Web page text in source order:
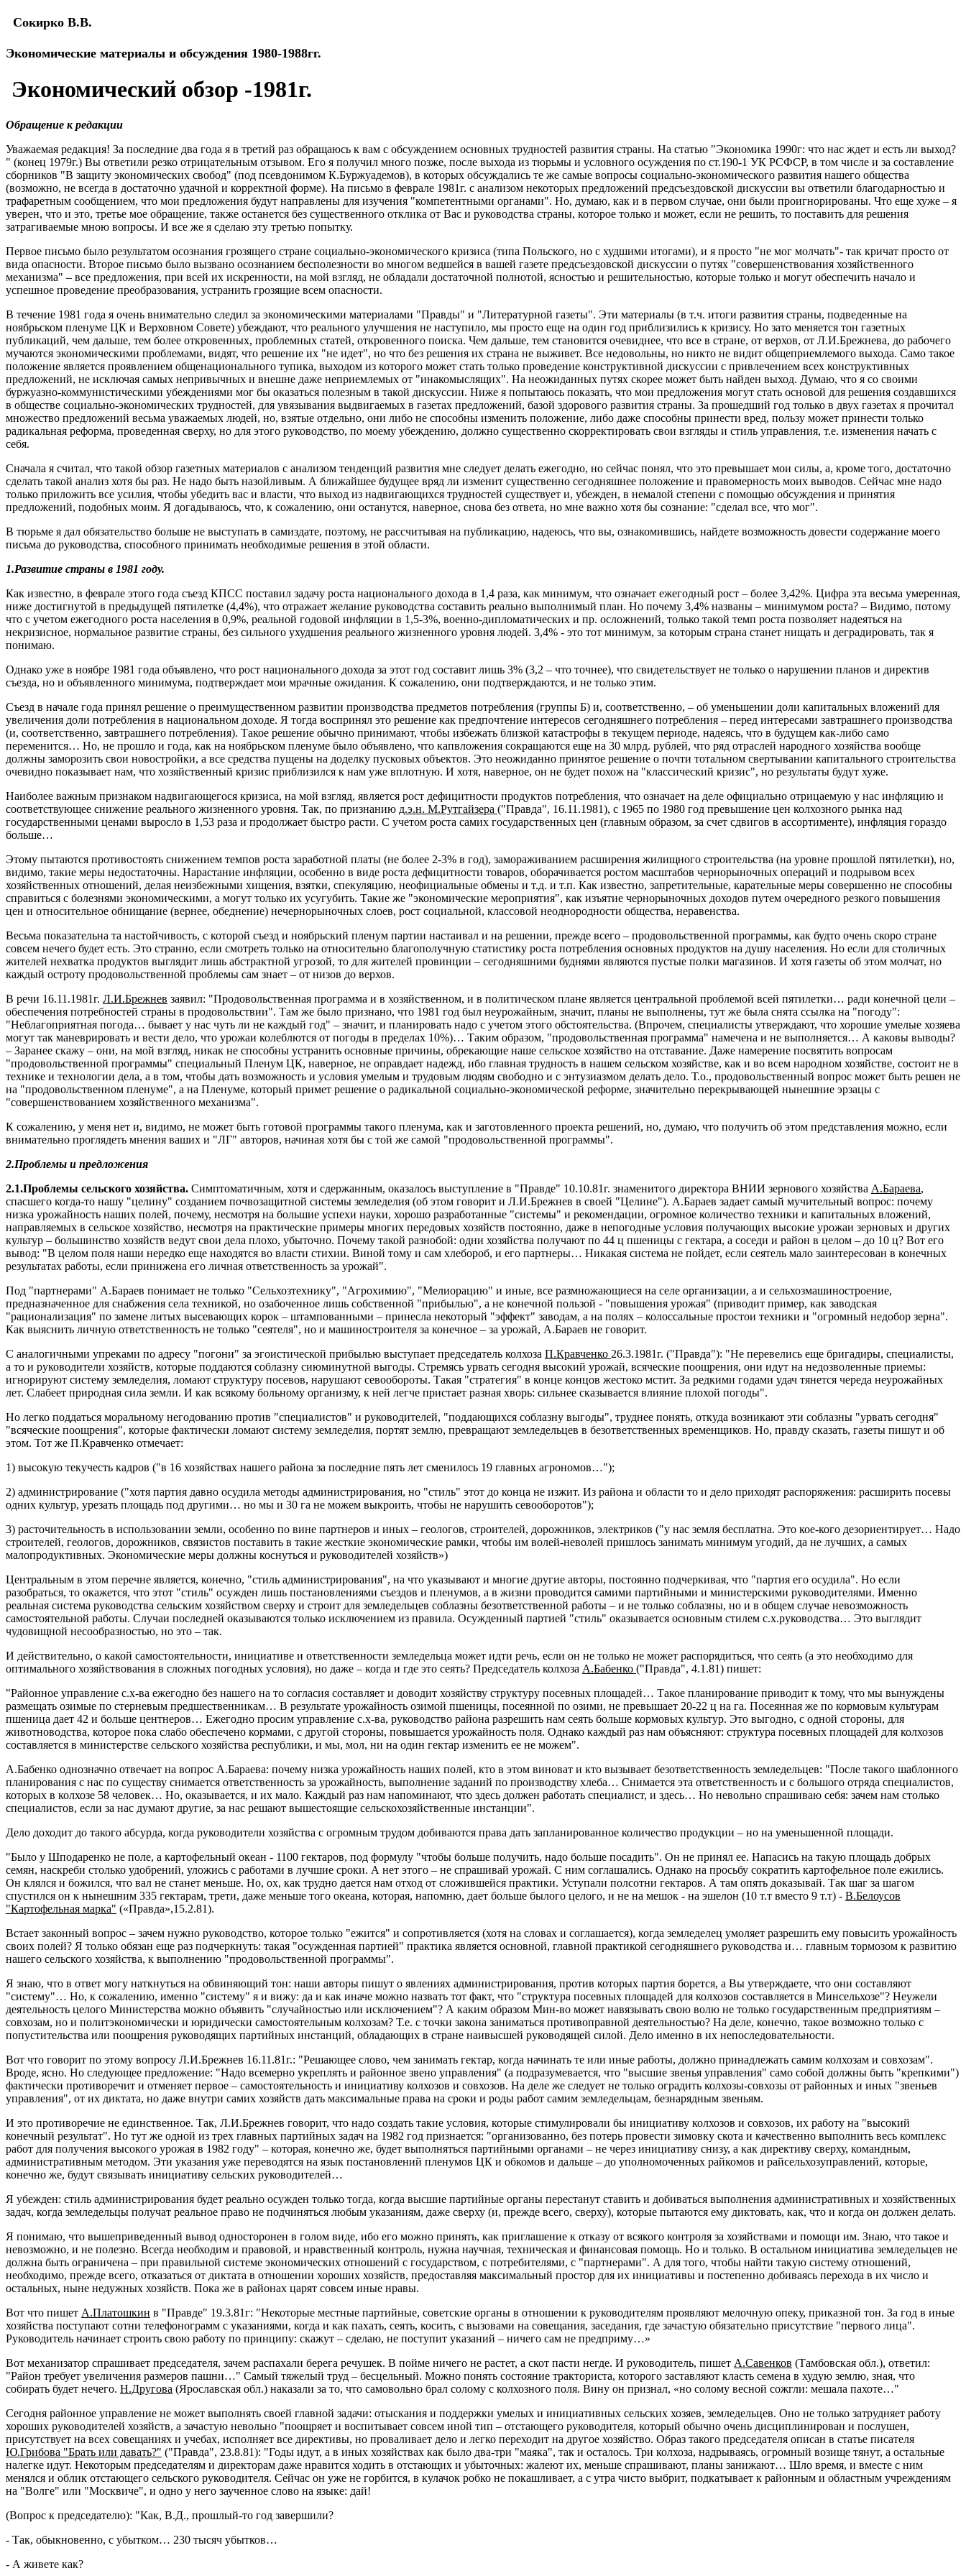
Сокирко В.В.
Экономические материалы и обсуждения 1980-1988гг.
Экономический обзор -1981г.
Обращение к редакции
Уважаемая редакция! За последние два года я в третий раз обращаюсь к вам с обсуждением основных трудностей развития страны. На статью "Экономика 1990г: что нас ждет и есть ли выход?
" (конец 1979г.) Вы ответили резко отрицательным отзывом. Его я получил много позже, после выхода из тюрьмы и условного осуждения по ст.190-1 УК РСФСР, в том числе и за составление
сборников "В защиту экономических свобод" (под псевдонимом К.Буржуадемов), в которых обсуждались те же самые вопросы социально-экономического развития нашего общества
(возможно, не всегда в достаточно удачной и корректной форме). На письмо в феврале 1981г. с анализом некоторых предложений предсъездовской дискуссии вы ответили благодарностью и
трафаретным сообщением, что мои предложения будут направлены для изучения "компетентными органами". Но, думаю, как и в первом случае, они были проигнорированы. Что еще хуже – я
уверен, что и это, третье мое обращение, также останется без существенного отклика от Вас и руководства страны, которое только и может, если не решить, то поставить для решения
затрагиваемые мною вопросы. И все же я сделаю эту третью попытку.
Первое письмо было результатом осознания грозящего стране социально-экономического кризиса (типа Польского, но с худшими итогами), и я просто "не мог молчать"- так кричат просто от
вида опасности. Второе письмо было вызвано осознанием бесполезности во многом ведшейся в вашей газете предсъездовской дискуссии о путях "совершенствования хозяйственного
механизма" – все предложения, при всей их искренности, на мой взгляд, не обладали достаточной полнотой, ясностью и решительностью, которые только и могут обеспечить начало и
успешное проведение преобразования, устранить грозящие всем опасности.
В течение 1981 года я очень внимательно следил за экономическими материалами "Правды" и "Литературной газеты". Эти материалы (в т.ч. итоги развития страны, подведенные на
ноябрьском пленуме ЦК и Верховном Совете) убеждают, что реального улучшения не наступило, мы просто еще на один год приблизились к кризису. Но зато меняется тон газетных
публикаций, чем дальше, тем более откровенных, проблемных статей, откровенного поиска. Чем дальше, тем становится очевиднее, что все в стране, от верхов, от Л.И.Брежнева, до рабочего
мучаются экономическими проблемами, видят, что решение их "не идет", но что без решения их страна не выживет. Все недовольны, но никто не видит общеприемлемого выхода. Само такое
положение является проявлением общенационального тупика, выходом из которого может стать только проведение конструктивной дискуссии с привлечением всех конструктивных
предложений, не исключая самых непривычных и внешне даже неприемлемых от "инакомыслящих". На неожиданных путях скорее может быть найден выход. Думаю, что я со своими
буржуазно-коммунистическими убеждениями мог бы оказаться полезным в такой дискуссии. Ниже я попытаюсь показать, что мои предложения могут стать основой для решения создавшихся
в обществе социально-экономических трудностей, для увязывания выдвигаемых в газетах предложений, базой здорового развития страны. За прошедший год только в двух газетах я прочитал
множество предложений весьма уважаемых людей, но, взятые отдельно, они либо не способны изменить положение, либо даже способны принести вред, пользу может принести только
радикальная реформа, проведенная сверху, но для этого руководство, по моему убеждению, должно существенно скорректировать свои взгляды и стиль управления, т.е. изменения начать с
себя.
Сначала я считал, что такой обзор газетных материалов с анализом тенденций развития мне следует делать ежегодно, но сейчас понял, что это превышает мои силы, а, кроме того, достаточно
сделать такой анализ хотя бы раз. Не надо быть назойливым. А ближайшее будущее вряд ли изменит существенно сегодняшнее положение и правомерность моих выводов. Сейчас мне надо
только приложить все усилия, чтобы убедить вас и власти, что выход из надвигающихся трудностей существует и, убежден, в немалой степени с помощью обсуждения и принятия
предложений, подобных моим. Я догадываюсь, что, к сожалению, они останутся, наверное, снова без ответа, но мне важно хотя бы сознание: "сделал все, что мог".
В тюрьме я дал обязательство больше не выступать в самиздате, поэтому, не рассчитывая на публикацию, надеюсь, что вы, ознакомившись, найдете возможность довести содержание моего
письма до руководства, способного принимать необходимые решения в этой области.
1.Развитие страны в 1981 году.
Как известно, в феврале этого года съезд КПСС поставил задачу роста национального дохода в 1,4 раза, как минимум, что означает ежегодный рост – более 3,42%. Цифра эта весьма умеренная,
ниже достигнутой в предыдущей пятилетке (4,4%), что отражает желание руководства составить реально выполнимый план. Но почему 3,4% названы – минимумом роста? – Видимо, потому
что с учетом ежегодного роста населения в 0,9%, реальной годовой инфляции в 1,5-3%, военно-дипломатических и пр. осложнений, только такой темп роста позволяет надеяться на
некризисное, нормальное развитие страны, без сильного ухудшения реального жизненного уровня людей. 3,4% - это тот минимум, за которым страна станет нищать и деградировать, так я
понимаю.
Однако уже в ноябре 1981 года объявлено, что рост национального дохода за этот год составит лишь 3% (3,2 – что точнее), что свидетельствует не только о нарушении планов и директив
съезда, но и объявленного минимума, подтверждает мои мрачные ожидания. К сожалению, они подтверждаются, и не только этим.
Съезд в начале года принял решение о преимущественном развитии производства предметов потребления (группы Б) и, соответственно, – об уменьшении доли капитальных вложений для
увеличения доли потребления в национальном доходе. Я тогда воспринял это решение как предпочтение интересов сегодняшнего потребления – перед интересами завтрашнего производства
(и, соответственно, завтрашнего потребления). Такое решение обычно принимают, чтобы избежать близкой катастрофы в текущем периоде, надеясь, что в будущем как-либо само
переменится… Но, не прошло и года, как на ноябрьском пленуме было объявлено, что капвложения сокращаются еще на 30 млрд. рублей, что ряд отраслей народного хозяйства вообще
должны заморозить свои новостройки, а все средства пущены на доделку пусковых объектов. Это неожиданно принятое решение о почти тотальном свертывании капитального строительства
очевидно показывает нам, что хозяйственный кризис приблизился к нам уже вплотную. И хотя, наверное, он не будет похож на "классический кризис", но результаты будут хуже.
Наиболее важным признаком надвигающегося кризиса, на мой взгляд, является рост дефицитности продуктов потребления, что означает на деле официально отрицаемую у нас инфляцию и
соответствующее снижение реального жизненного уровня. Так, по признанию д.э.н. М.Рутгайзера ("Правда", 16.11.1981), с 1965 по 1980 год превышение цен колхозного рынка над
государственными ценами выросло в 1,53 раза и продолжает быстро расти. С учетом роста самих государственных цен (главным образом, за счет сдвигов в ассортименте), инфляция гораздо
больше…
Этому пытаются противостоять снижением темпов роста заработной платы (не более 2-3% в год), замораживанием расширения жилищного строительства (на уровне прошлой пятилетки), но,
видимо, такие меры недостаточны. Нарастание инфляции, особенно в виде роста дефицитности товаров, оборачивается ростом масштабов чернорыночных операций и подрывом всех
хозяйственных отношений, делая неизбежными хищения, взятки, спекуляцию, неофициальные обмены и т.д. и т.п. Как известно, запретительные, карательные меры совершенно не способны
справиться с болезнями экономическими, а могут только их усугубить. Такие же "экономические мероприятия", как изъятие чернорыночных доходов путем очередного резкого повышения
цен и относительное обнищание (вернее, обеднение) нечернорыночных слоев, рост социальной, классовой неоднородности общества, неравенства.
Весьма показательна та настойчивость, с которой съезд и ноябрьский пленум партии настаивал и на решении, прежде всего – продовольственной программы, как будто очень скоро стране
совсем нечего будет есть. Это странно, если смотреть только на относительно благополучную статистику роста потребления основных продуктов на душу населения. Но если для столичных
жителей нехватка продуктов выглядит лишь абстрактной угрозой, то для жителей провинции – сегодняшними буднями являются пустые полки магазинов. И хотя газеты об этом молчат, но
каждый остроту продовольственной проблемы сам знает – от низов до верхов.
В речи 16.11.1981г. Л.И.Брежнев заявил: "Продовольственная программа и в хозяйственном, и в политическом плане является центральной проблемой всей пятилетки… ради конечной цели –
обеспечения потребностей страны в продовольствии". Там же было признано, что 1981 год был неурожайным, значит, планы не выполнены, тут же была снята ссылка на "погоду":
"Неблагоприятная погода… бывает у нас чуть ли не каждый год" – значит, и планировать надо с учетом этого обстоятельства. (Впрочем, специалисты утверждают, что хорошие умелые хозяева
могут так маневрировать и вести дело, что урожаи колеблются от погоды в пределах 10%)… Таким образом, "продовольственная программа" намечена и не выполняется… А каковы выводы?
– Заранее скажу – они, на мой взгляд, никак не способны устранить основные причины, обрекающие наше сельское хозяйство на отставание. Даже намерение посвятить вопросам
"продовольственной программы" специальный Пленум ЦК, наверное, не оправдает надежд, ибо главная трудность в нашем сельском хозяйстве, как и во всем народном хозяйстве, состоит не в
технике и технологии дела, а в том, чтобы дать возможность и условия умелым и трудовым людям свободно и с энтузиазмом делать дело. Т.о., продовольственный вопрос может быть решен не
на "продовольственном пленуме", а на Пленуме, который примет решение о радикальной социально-экономической реформе, значительно перекрывающей нынешние эрзацы с
"совершенствованием хозяйственного механизма".
К сожалению, у меня нет и, видимо, не может быть готовой программы такого пленума, как и заготовленного проекта решений, но, думаю, что получить об этом представления можно, если
внимательно проглядеть мнения ваших и "ЛГ" авторов, начиная хотя бы с той же самой "продовольственной программы".
2.Проблемы и предложения
2.1.Проблемы сельского хозяйства. Симптоматичным, хотя и сдержанным, оказалось выступление в "Правде" 10.10.81г. знаменитого директора ВНИИ зернового хозяйства А.Бараева,
спасшего когда-то нашу "целину" созданием почвозащитной системы земледелия (об этом говорит и Л.И.Брежнев в своей "Целине"). А.Бараев задает самый мучительный вопрос: почему
низка урожайность наших полей, почему, несмотря на большие успехи науки, хорошо разработанные "системы" и рекомендации, огромное количество техники и капитальных вложений,
направляемых в сельское хозяйство, несмотря на практические примеры многих передовых хозяйств постоянно, даже в непогодные условия получающих высокие урожаи зерновых и других
культур – большинство хозяйств ведут свои дела плохо, убыточно. Почему такой разнобой: одни хозяйства получают по 44 ц пшеницы с гектара, а соседи и район в целом – до 10 ц? Вот его
вывод: "В целом поля наши нередко еще находятся во власти стихии. Виной тому и сам хлебороб, и его партнеры… Никакая система не пойдет, если сеятель мало заинтересован в конечных
результатах работы, если принижена его личная ответственность за урожай".
Под "партнерами" А.Бараев понимает не только "Сельхозтехнику", "Агрохимию", "Мелиорацию" и иные, все размножающиеся на селе организации, а и сельхозмашиностроение,
предназначенное для снабжения села техникой, но озабоченное лишь собственной "прибылью", а не конечной пользой - "повышения урожая" (приводит пример, как заводская
"рационализация" по замене литых высевающих корок – штампованными – принесла некоторый "эффект" заводам, а на полях – колоссальные простои техники и "огромный недобор зерна".
Как выяснить личную ответственность не только "сеятеля", но и машиностроителя за конечное – за урожай, А.Бараев не говорит.
С аналогичными упреками по адресу "погони" за эгоистической прибылью выступает председатель колхоза П.Кравченко 26.3.1981г. ("Правда"): "Не перевелись еще бригадиры, специалисты,
а то и руководители хозяйств, которые поддаются соблазну сиюминутной выгоды. Стремясь урвать сегодня высокий урожай, всяческие поощрения, они идут на недозволенные приемы:
игнорируют систему земледелия, ломают структуру посевов, нарушают севообороты. Такая "стратегия" в конце концов жестоко мстит. За редкими годами удач тянется череда неурожайных
лет. Слабеет природная сила земли. И как всякому больному организму, к ней легче пристает разная хворь: сильнее сказывается влияние плохой погоды".
Но легко поддаться моральному негодованию против "специалистов" и руководителей, "поддающихся соблазну выгоды", труднее понять, откуда возникают эти соблазны "урвать сегодня"
"всяческие поощрения", которые фактически ломают систему земледелия, портят землю, превращают земледельцев в безответственных временщиков. Но, правду сказать, газеты пишут и об
этом. Тот же П.Кравченко отмечает:
1) высокую текучесть кадров ("в 16 хозяйствах нашего района за последние пять лет сменилось 19 главных агрономов…");
2) администрирование ("хотя партия давно осудила методы администрирования, но "стиль" этот до конца не изжит. Из района и области то и дело приходят распоряжения: расширить посевы
одних культур, урезать площадь под другими… но мы и 30 га не можем выкроить, чтобы не нарушить севооборотов");
3) расточительность в использовании земли, особенно по вине партнеров и иных – геологов, строителей, дорожников, электриков ("у нас земля бесплатна. Это кое-кого дезориентирует… Надо
строителей, геологов, дорожников, связистов поставить в такие жесткие экономические рамки, чтобы им волей-неволей пришлось занимать минимум угодий, да не лучших, а самых
малопродуктивных. Экономические меры должны коснуться и руководителей хозяйств»)
Центральным в этом перечне является, конечно, "стиль администрирования", на что указывают и многие другие авторы, постоянно подчеркивая, что "партия его осудила". Но если
разобраться, то окажется, что этот "стиль" осужден лишь постановлениями съездов и пленумов, а в жизни проводится самими партийными и министерскими руководителями. Именно
реальная система руководства сельским хозяйством сверху и строит для земледельцев соблазны безответственной работы – и не только соблазны, но и в общем случае невозможность
самостоятельной работы. Случаи последней оказываются только исключением из правила. Осужденный партией "стиль" оказывается основным стилем с.х.руководства… Это выглядит
чудовищной несообразностью, но это – так.
И действительно, о какой самостоятельности, инициативе и ответственности земледельца может идти речь, если он не только не может распорядиться, что сеять (а это необходимо для
оптимального хозяйствования в сложных погодных условия), но даже – когда и где это сеять? Председатель колхоза А.Бабенко ("Правда", 4.1.81) пишет:
"Районное управление с.х-ва ежегодно без нашего на то согласия составляет и доводит хозяйству структуру посевных площадей… Такое планирование приводит к тому, что мы вынуждены
размещать озимые по стерневым предшественникам… В результате урожайность озимой пшеницы, посеянной по озими, не превышает 20-22 ц на га. Посеянная же по кормовым культурам
пшеница дает 42 и больше центнеров… Ежегодно просим управление с.х-ва, руководство района разрешить нам сеять больше кормовых культур. Это выгодно, с одной стороны, для
животноводства, которое пока слабо обеспечено кормами, с другой стороны, повышается урожайность поля. Однако каждый раз нам объясняют: структура посевных площадей для колхозов
составляется в министерстве сельского хозяйства республики, и мы, мол, ни на один гектар изменить ее не можем".
А.Бабенко однозначно отвечает на вопрос А.Бараева: почему низка урожайность наших полей, кто в этом виноват и кто вызывает безответственность земледельцев: "После такого шаблонного
планирования с нас по существу снимается ответственность за урожайность, выполнение заданий по производству хлеба… Снимается эта ответственность и с большого отряда специалистов,
которых в колхозе 58 человек… Но, оказывается, и их мало. Каждый раз нам напоминают, что здесь должен работать специалист, и здесь… Но невольно спрашиваю себя: зачем нам столько
специалистов, если за нас думают другие, за нас решают вышестоящие сельскохозяйственные инстанции".
Дело доходит до такого абсурда, когда руководители хозяйства с огромным трудом добиваются права дать запланированное количество продукции – но на уменьшенной площади.
"Было у Шподаренко не поле, а картофельный океан - 1100 гектаров, под формулу "чтобы больше получить, надо больше посадить". Он не принял ее. Напасись на такую площадь добрых
семян, наскреби столько удобрений, уложись с работами в лучшие сроки. А нет этого – не спрашивай урожай. С ним соглашались. Однако на просьбу сократить картофельное поле ежились.
Он клялся и божился, что вал не станет меньше. Но, ох, как трудно дается нам отход от сложившейся практики. Уступали полсотни гектаров. А там опять доказывай. Так шаг за шагом
спустился он к нынешним 335 гектарам, трети, даже меньше того океана, которая, напомню, дает больше былого целого, и не на мешок - на эшелон (10 т.т вместо 9 т.т) - В.Белоусов
"Картофельная марка" («Правда»,15.2.81).
Встает законный вопрос – зачем нужно руководство, которое только "ежится" и сопротивляется (хотя на словах и соглашается), когда земледелец умоляет разрешить ему повысить урожайность
своих полей? Я только обязан еще раз подчеркнуть: такая "осужденная партией" практика является основной, главной практикой сегодняшнего руководства и… главным тормозом к развитию
нашего сельского хозяйства, к выполнению "продовольственной программы".
Я знаю, что в ответ могу наткнуться на обвиняющий тон: наши авторы пишут о явлениях администрирования, против которых партия борется, а Вы утверждаете, что они составляют
"систему"… Но, к сожалению, именно "систему" я и вижу: да и как иначе можно назвать тот факт, что "структура посевных площадей для колхозов составляется в Минсельхозе"? Неужели
деятельность целого Министерства можно объявить "случайностью или исключением"? А каким образом Мин-во может навязывать свою волю не только государственным предприятиям –
совхозам, но и политэкономически и юридически самостоятельным колхозам? Т.е. с точки закона заниматься противоправной деятельностью? На деле, конечно, такое возможно только с
попустительства или поощрения руководящих партийных инстанций, обладающих в стране наивысшей руководящей силой. Дело именно в их непоследовательности.
Вот что говорит по этому вопросу Л.И.Брежнев 16.11.81г.: "Решающее слово, чем занимать гектар, когда начинать те или иные работы, должно принадлежать самим колхозам и совхозам".
Вроде, ясно. Но следующее предложение: "Надо всемерно укреплять и районное звено управления" (а подразумевается, что "высшие звенья управления" само собой должны быть "крепкими")
фактически противоречит и отменяет первое – самостоятельность и инициативу колхозов и совхозов. На деле же следует не только оградить колхозы-совхозы от районных и иных "звеньев
управления", от их диктата, но даже внутри самих хозяйств дать максимальные права на сроки и роды работ самим земледельцам, безнарядным звеньям.
И это противоречие не единственное. Так, Л.И.Брежнев говорит, что надо создать такие условия, которые стимулировали бы инициативу колхозов и совхозов, их работу на "высокий
конечный результат". Но тут же одной из трех главных партийных задач на 1982 год признается: "организованно, без потерь провести зимовку скота и качественно выполнить весь комплекс
работ для получения высокого урожая в 1982 году" – которая, конечно же, будет выполняться партийными органами – не через инициативу снизу, а как директиву сверху, командным,
административным методом. Эти указания уже переводятся на язык постановлений пленумов ЦК и обкомов и дальше – до уполномоченных райкомов и райсельхозуправлений, которые,
конечно же, будут связывать инициативу сельских руководителей…
Я убежден: стиль администрирования будет реально осужден только тогда, когда высшие партийные органы перестанут ставить и добиваться выполнения административных и хозяйственных
задач, когда земледельцы получат реальное право не подчиняться любым указаниям, даже сверху (и, прежде всего, сверху), которые пытаются ему диктовать, как, что и когда он должен делать.
Я понимаю, что вышеприведенный вывод односторонен в голом виде, ибо его можно принять, как приглашение к отказу от всякого контроля за хозяйствами и помощи им. Знаю, что такое и
невозможно, и не полезно. Всегда необходим и правовой, и нравственный контроль, нужна научная, техническая и финансовая помощь. Но и только. В остальном инициатива земледельцев не
должна быть ограничена – при правильной системе экономических отношений с государством, с потребителями, с "партнерами". А для того, чтобы найти такую систему отношений,
необходимо, прежде всего, отказаться от диктата в отношении хороших хозяйств, предоставляя максимальный простор для их инициативы и постепенно добиваясь перехода в их число и
остальных, ныне недужных хозяйств. Пока же в районах царят совсем иные нравы.
Вот что пишет А.Платошкин в "Правде" 19.3.81г: "Некоторые местные партийные, советские органы в отношении к руководителям проявляют мелочную опеку, приказной тон. За год в иные
хозяйства поступают сотни телефонограмм с указаниями, когда и как пахать, сеять, косить, с вызовами на совещания, заседания, где зачастую обязательно присутствие "первого лица".
Руководитель начинает строить свою работу по принципу: скажут – сделаю, не поступит указаний – ничего сам не предприму…»
Вот механизатор спрашивает председателя, зачем распахали берега речушек. В пойме ничего не растет, а скот пасти негде. И руководитель, пишет А.Савенков (Тамбовская обл.), ответил:
"Район требует увеличения размеров пашни…" Самый тяжелый труд – бесцельный. Можно понять состояние тракториста, которого заставляют класть семена в худую землю, зная, что
собирать будет нечего. Н.Другова (Ярославская обл.) наказали за то, что самовольно брал солому с колхозного поля. Вину он признал, «но солому весной сожгли: мешала пахоте…"
Сегодня районное управление не может выполнять своей главной задачи: отыскания и поддержки умелых и инициативных сельских хозяев, земледельцев. Оно не только затрудняет работу
хороших руководителей хозяйств, а зачастую невольно "поощряет и воспитывает совсем иной тип – отстающего руководителя, который обычно очень дисциплинирован и послушен,
присутствует на всех совещаниях и учебах, исполняет все директивы, но проваливает дело и легко переходит на другое хозяйство. Образ такого председателя описан в статье писателя
Ю.Грибова "Брать или давать?" ("Правда", 23.8.81): "Годы идут, а в иных хозяйствах как было два-три "маяка", так и осталось. Три колхоза, надрываясь, огромный возище тянут, а остальные
налегке идут. Некоторым председателям и директорам даже нравится ходить в отстающих и убыточных: жалеют их, меньше спрашивают, планы занижают… Шло время, и вместе с ним
менялся и облик отстающего сельского руководителя. Сейчас он уже не горбится, в кулачок робко не покашливает, а с утра чисто выбрит, подкатывает к районным и областным учреждениям
на "Волге" или "Москвиче", и одно у него заученное слово на языке: дай!
(Вопрос к председателю): "Как, В.Д., прошлый-то год завершили?
- Так, обыкновенно, с убытком… 230 тысяч убытков…
- А живете как?